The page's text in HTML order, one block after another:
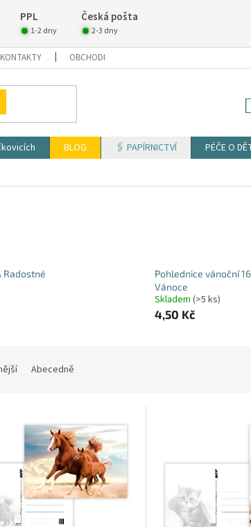
PPL Česká pošta
1-2 dny 2-3 dny
KONTAKTY OBCHODNÍ PODMÍNKY
BLOG 🖇️ PAPÍRNICTVÍ PÉČE O
Radostné
Pohlednice vánoční
Vánoce
Skladem (>5 ks)
4,50 Kč
Abecedně